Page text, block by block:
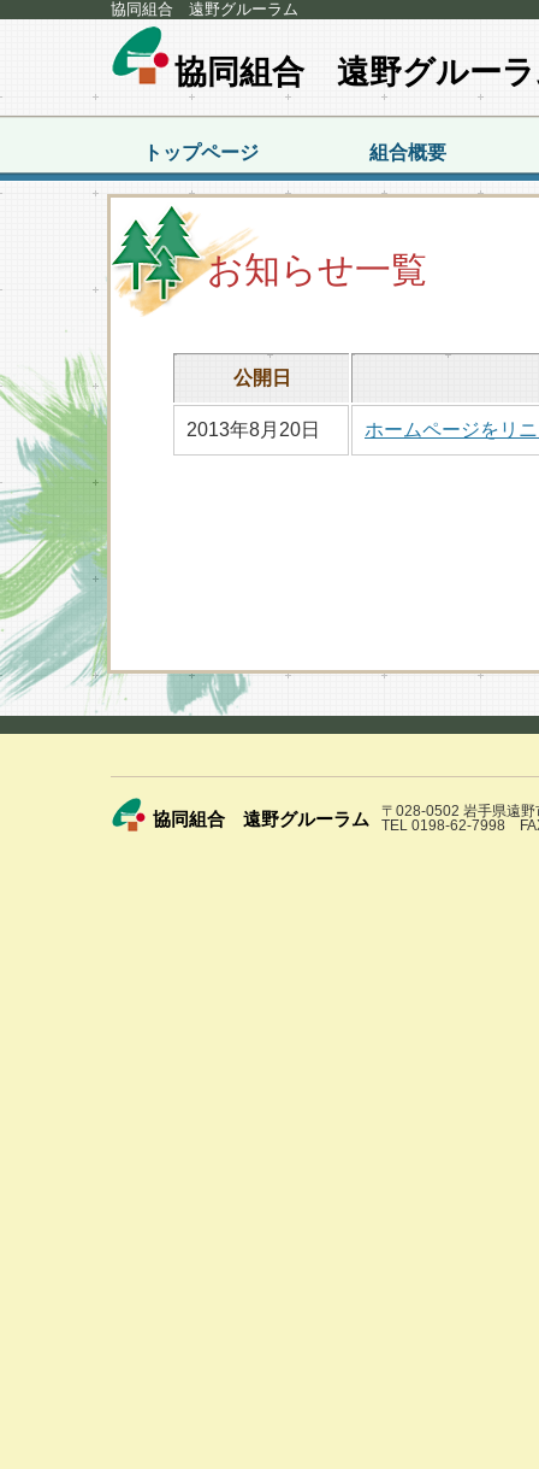
協同組合 遠野グルーラム
協同組合 遠野グルー
トップページ 組合概要
お知らせ一覧
公開日
2013年8月20日 ホームページをリ
協同組合 遠野グルーラム
〒028-0502 岩手県遠
TEL 0198-62-7998